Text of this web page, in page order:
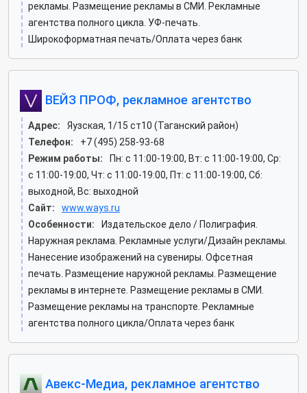
рекламы. Размещение рекламы в СМИ. Рекламные
агентства полного цикла. УФ-печать.
Широкоформатная печать/Оплата через банк
ВЕЙЗ ПРОФ, рекламное агентство
Адрес:
Яузская, 1/15 ст10 (Таганский район)
Телефон:
+7 (495) 258-93-68
Режим работы:
Пн: c 11:00-19:00, Вт: c 11:00-19:00, Ср:
c 11:00-19:00, Чт: c 11:00-19:00, Пт: c 11:00-19:00, Сб:
выходной, Вс: выходной
Сайт:
www.ways.ru
Особенности:
Издательское дело / Полиграфия.
Наружная реклама. Рекламные услуги/Дизайн рекламы.
Нанесение изображений на сувениры. Офсетная
печать. Размещение наружной рекламы. Размещение
рекламы в интернете. Размещение рекламы в СМИ.
Размещение рекламы на транспорте. Рекламные
агентства полного цикла/Оплата через банк
Авекс-Медиа, рекламное агентство